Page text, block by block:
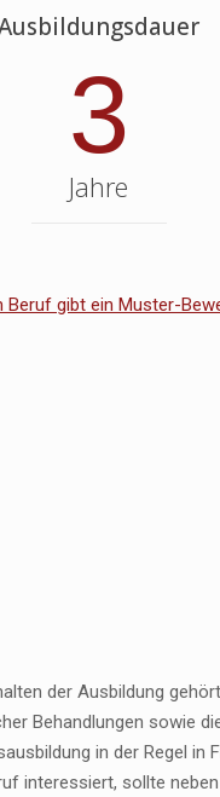
3
Jahre
Beruf gibt ein Muster-
der Ausbildung
Behandlungen sowie
in der Regel in
interessiert, sollte